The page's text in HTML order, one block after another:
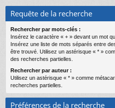
s
Requête de la recherche
Rechercher par mots-clés :
Insérez le caractère « + » devant un mot
Insérez une liste de mots séparés entre
être trouvé. Utilisez un astérisque « * »
des recherches partielles.
Rechercher par auteur :
Utilisez un astérisque « * » comme
recherches partielles.
Préférences de la recherche